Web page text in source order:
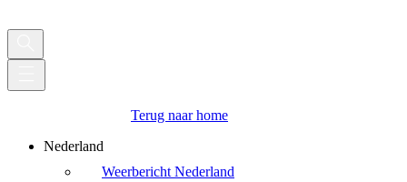
Terug naar home
Nederland
Weerbericht Nederland